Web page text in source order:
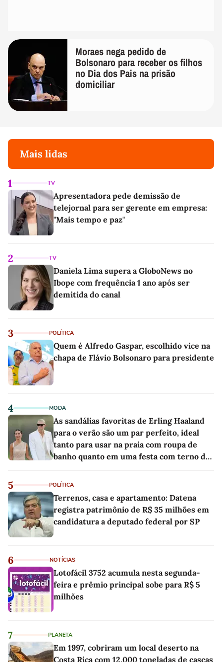
Moraes nega pedido de
Bolsonaro para receber os filhos
no Dia dos Pais na prisão
domiciliar
Mais lidas
1 TV
Apresentadora pede demissão de
telejornal para ser gerente em empresa:
"Mais tempo e paz"
2 TV
Daniela Lima supera a GloboNews no
Ibope com frequência 1 ano após ser
demitida do canal
3 POLÍTICA
Quem é Alfredo Gaspar, escolhido vice na
chapa de Flávio Bolsonaro para presidente
4 MODA
As sandálias favoritas de Erling Haaland
para o verão são um par perfeito, ideal
tanto para usar na praia com roupa de
banho quanto em uma festa com terno de
5 POLÍTICA
Terrenos, casa e apartamento: Datena
registra patrimônio de R$ 35 milhões em
candidatura a deputado federal por SP
6 NOTÍCIAS
Lotofácil 3752 acumula nesta segunda-
feira e prêmio principal sobe para R$ 5
milhões
7 PLANETA
Em 1997, cobriram um local deserto na
Costa Rica com 12.000 toneladas de cascas